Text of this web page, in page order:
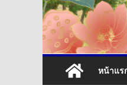
หน้าแร